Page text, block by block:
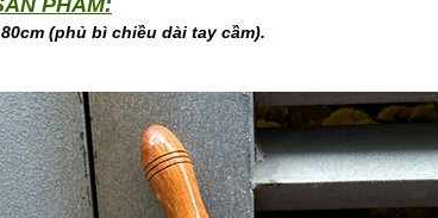
PHẨM:
(phủ bì chiều dài tay cầm).